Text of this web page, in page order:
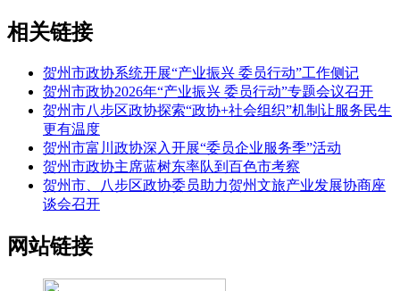
相关链接
贺州市政协系统开展“产业振兴 委员行动”工作侧记
贺州市政协2026年“产业振兴 委员行动”专题会议召开
贺州市八步区政协探索“政协+社会组织”机制让服务民生
更有温度
贺州市富川政协深入开展“委员企业服务季”活动
贺州市政协主席蓝树东率队到百色市考察
贺州市、八步区政协委员助力贺州文旅产业发展协商座
谈会召开
网站链接